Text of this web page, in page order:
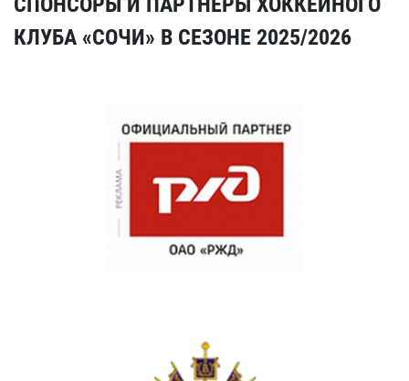
КЛУБА «СОЧИ» В СЕЗОНЕ 2025/2026